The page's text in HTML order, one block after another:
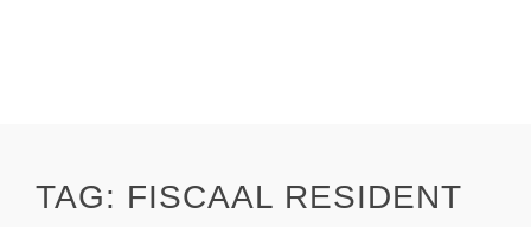
TAG: FISCAAL RESIDENT